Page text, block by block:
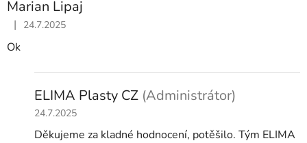
Marian Lipaj
Hodnocení obchodu je 5 z 5 hvězdiček.
| 24.7.2025
Ok
ELIMA Plasty CZ (Administrátor)
24.7.2025
Děkujeme za kladné hodnocení, potěšilo. Tým ELIMA